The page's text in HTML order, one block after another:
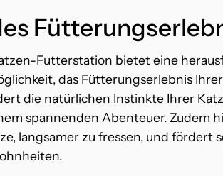
Futterstation bietet eine
das Fütterungserlebnis
die natürlichen Instinkte Ihrer
spannenden Abenteuer. Zudem
langsamer zu fressen, und fördert